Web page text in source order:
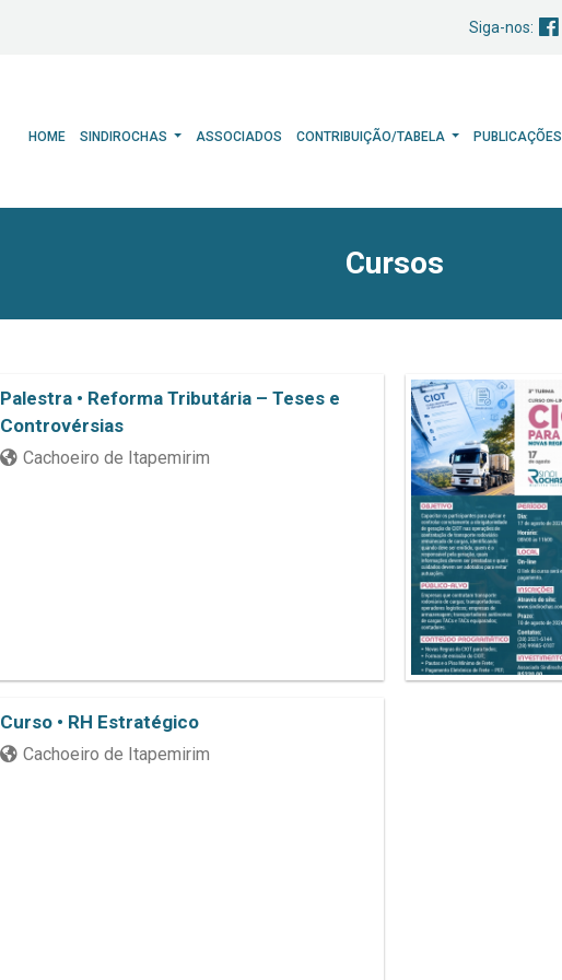
Siga-nos:
HOME SINDIROCHAS ASSOCIADOS CONTRIBUIÇÃO/TABELA PUBLICAÇÕES
Cursos
Palestra • Reforma Tributária – Teses e
Controvérsias
Cachoeiro de Itapemirim
Curso • RH Estratégico
Cachoeiro de Itapemirim